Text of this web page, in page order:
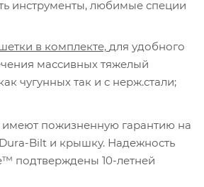
инструменты, любимые специи
в комплекте, для удобного
массивных тяжелый
чугунных так и с нерж.стали;
имеют пожизненную гарантию на
Bilt и крышку. Надежность
подтверждены 10-летней